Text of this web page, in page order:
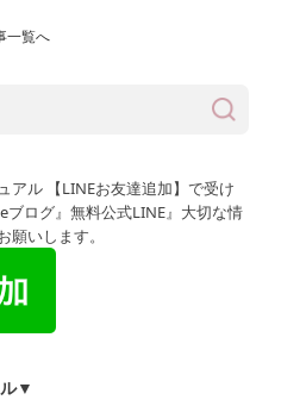
一覧へ
アル 【LINEお友達追加】で受け
ログ』無料公式LINE』大切な情
いします。
▼